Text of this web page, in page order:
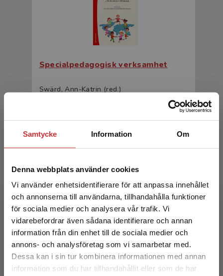
Samtycke Information Om
Denna webbplats använder cookies
Vi använder enhetsidentifierare för att anpassa innehållet
och annonserna till användarna, tillhandahålla funktioner
för sociala medier och analysera vår trafik. Vi
vidarebefordrar även sådana identifierare och annan
information från din enhet till de sociala medier och
annons- och analysföretag som vi samarbetar med.
Dessa kan i sin tur kombinera informationen med annan
information som du har tillhandahållit eller som de har
Begränsad fraktregion
Det verkar som att du besöker
Specialpedagogisk verksamhet
Swärd, Ann-Katrin (red.)
Specialpedagogisk verksamhet
Swärd, A-K - Westman Andersson, G (red.)
205 krinkl. moms